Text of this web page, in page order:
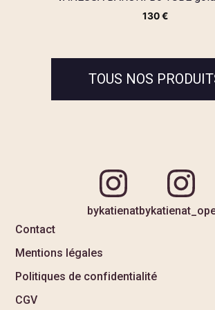
130€
TOUS NOS
bykatienat
Contact
Mentions légales
Politiques de confidentialité
CGV